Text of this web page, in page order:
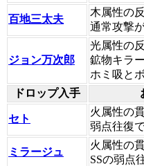
百地三太夫
木属性の
通常攻撃
ジョン万次郎
光属性の反
鉱物キラ
ホミ吸と
ドロップ入手
セト
火属性の
弱点往復
ミラージュ
火属性の
SSの弱点